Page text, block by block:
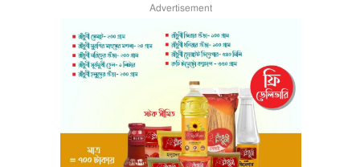
Advertisement